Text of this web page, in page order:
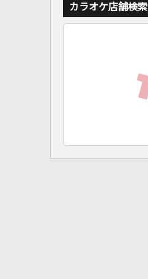
カラオケ店舗検索